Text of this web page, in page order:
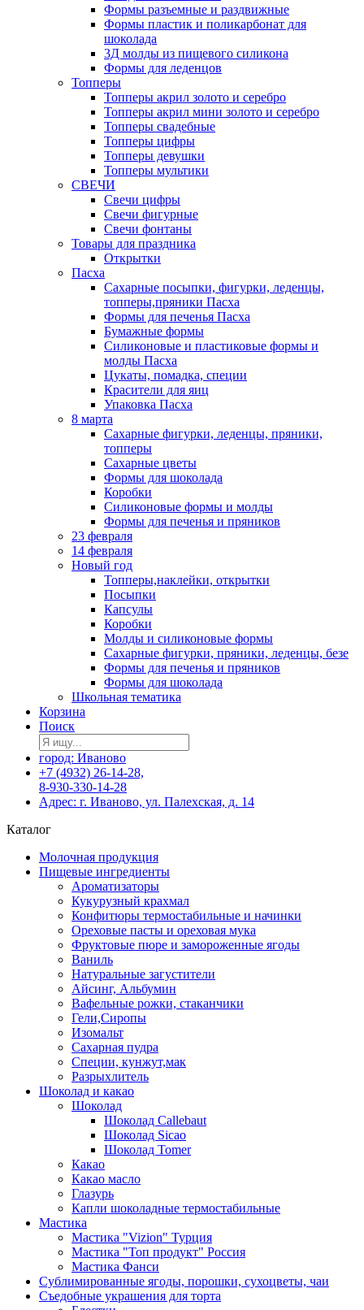
Формы разъемные и раздвижные
Формы пластик и поликарбонат для
шоколада
3Д молды из пищевого силикона
Формы для леденцов
Топперы
Топперы акрил золото и серебро
Топперы акрил мини золото и серебро
Топперы свадебные
Топперы цифры
Топперы девушки
Топперы мультики
СВЕЧИ
Свечи цифры
Свечи фигурные
Свечи фонтаны
Товары для праздника
Открытки
Пасха
Сахарные посыпки, фигурки, леденцы,
топперы,пряники Пасха
Формы для печенья Пасха
Бумажные формы
Силиконовые и пластиковые формы и
молды Пасха
Цукаты, помадка, специи
Красители для яиц
Упаковка Пасха
8 марта
Сахарные фигурки, леденцы, пряники,
топперы
Сахарные цветы
Формы для шоколада
Коробки
Силиконовые формы и молды
Формы для печенья и пряников
23 февраля
14 февраля
Новый год
Топперы,наклейки, открытки
Посыпки
Капсулы
Коробки
Молды и силиконовые формы
Сахарные фигурки, пряники, леденцы, безе
Формы для печенья и пряников
Формы для шоколада
Школьная тематика
Корзина
Поиск
город: Иваново
+7 (4932) 26-14-28,
8-930-330-14-28
Адрес: г. Иваново, ул. Палехская, д. 14
Каталог
Молочная продукция
Пищевые ингредиенты
Ароматизаторы
Кукурузный крахмал
Конфитюры термостабильные и начинки
Ореховые пасты и ореховая мука
Фруктовые пюре и замороженные ягоды
Ваниль
Натуральные загустители
Айсинг, Альбумин
Вафельные рожки, стаканчики
Гели,Сиропы
Изомальт
Сахарная пудра
Специи, кунжут,мак
Разрыхлитель
Шоколад и какао
Шоколад
Шоколад Callebaut
Шоколад Sicao
Шоколад Tomer
Какао
Какао масло
Глазурь
Капли шоколадные термостабильные
Мастика
Мастика "Vizion" Турция
Мастика "Топ продукт" Россия
Мастика Фанси
Сублимированные ягоды, порошки, сухоцветы, чаи
Съедобные украшения для торта